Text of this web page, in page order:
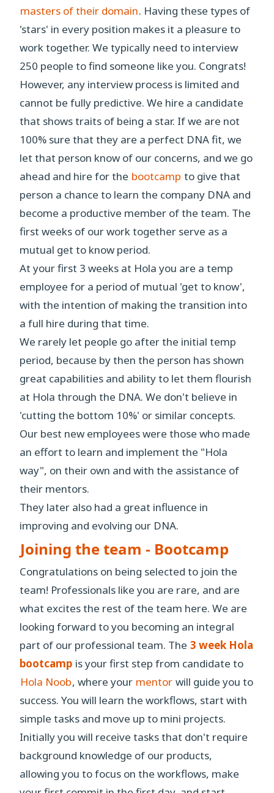
masters of their domain. Having these types of
'stars' in every position makes it a pleasure to
work together. We typically need to interview
250 people to find someone like you. Congrats!
However, any interview process is limited and
cannot be fully predictive. We hire a candidate
that shows traits of being a star. If we are not
100% sure that they are a perfect DNA fit, we
let that person know of our concerns, and we go
ahead and hire for the bootcamp to give that
person a chance to learn the company DNA and
become a productive member of the team. The
first weeks of our work together serve as a
mutual get to know period.
At your first 3 weeks at Hola you are a temp
employee for a period of mutual 'get to know',
with the intention of making the transition into
a full hire during that time.
We rarely let people go after the initial temp
period, because by then the person has shown
great capabilities and ability to let them flourish
at Hola through the DNA. We don't believe in
'cutting the bottom 10%' or similar concepts.
Our best new employees were those who made
an effort to learn and implement the "Hola
way", on their own and with the assistance of
their mentors.
They later also had a great influence in
improving and evolving our DNA.
Joining the team - Bootcamp
Congratulations on being selected to join the
team! Professionals like you are rare, and are
what excites the rest of the team here. We are
looking forward to you becoming an integral
part of our professional team. The 3 week Hola
bootcamp is your first step from candidate to
Hola Noob, where your mentor will guide you to
success. You will learn the workflows, start with
simple tasks and move up to mini projects.
Initially you will receive tasks that don't require
background knowledge of our products,
allowing you to focus on the workflows, make